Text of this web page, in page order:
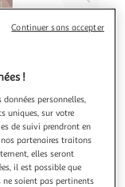
à
!
personnelles,
uniques, sur votre
de suivi prendront en
partenaires traitons
elles seront
il est possible que
ne soient pas pertinents
Continuer sans accepter